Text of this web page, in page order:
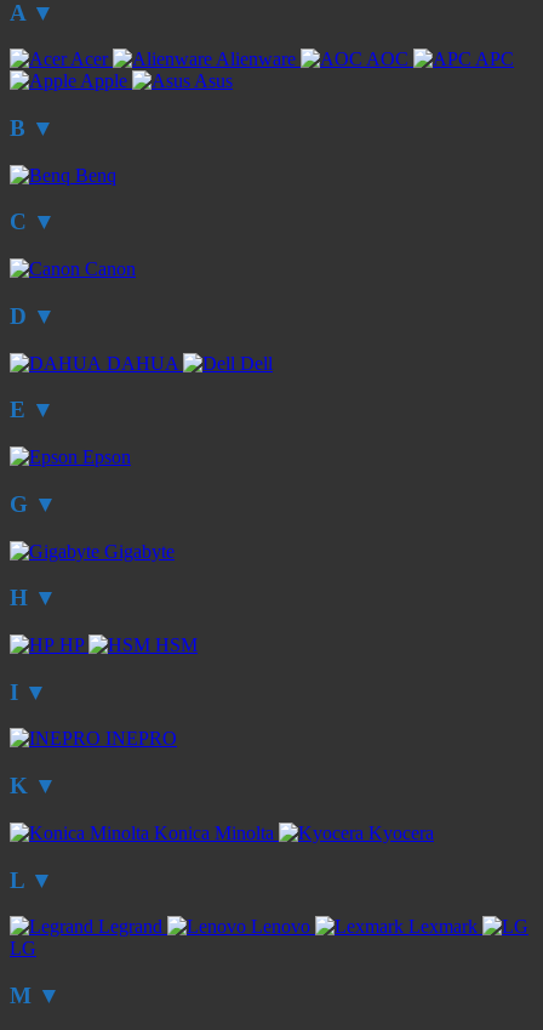
A ▼
Acer Alienware AOC
APC
Apple
Asus
B ▼
Benq
C ▼
Canon
D ▼
DAHUA Dell
E ▼
Epson
G ▼
Gigabyte
H ▼
HP HSM
I ▼
INEPRO
K ▼
Konica Minolta Kyocera
L ▼
Legrand Lenovo
Lexmark
LG
M ▼